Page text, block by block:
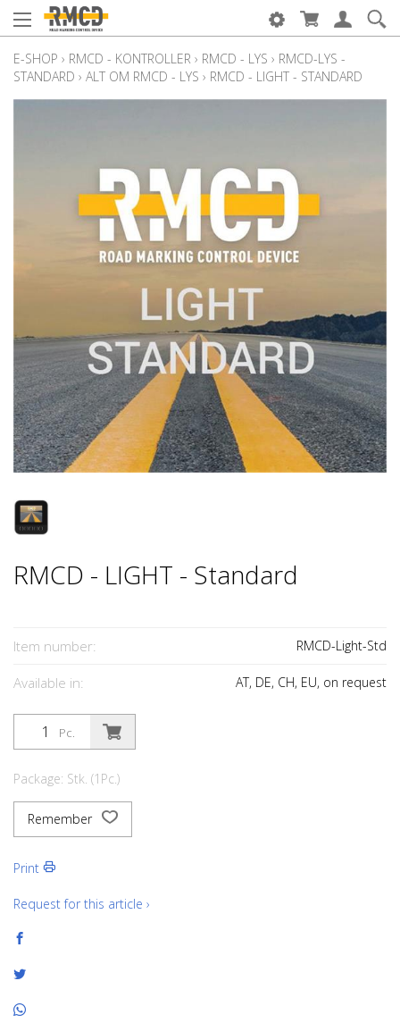
E-SHOP › RMCD - KONTROLLER › RMCD - LYS › RMCD-LYS -
STANDARD › ALT OM RMCD - LYS › RMCD - LIGHT - STANDARD
RMCD - LIGHT - Standard
Item number: RMCD-Light-Std
Available in: AT, DE, CH, EU, on request
Pc.
Package: Stk. (1Pc.)
Remember
Print
Request for this article ›